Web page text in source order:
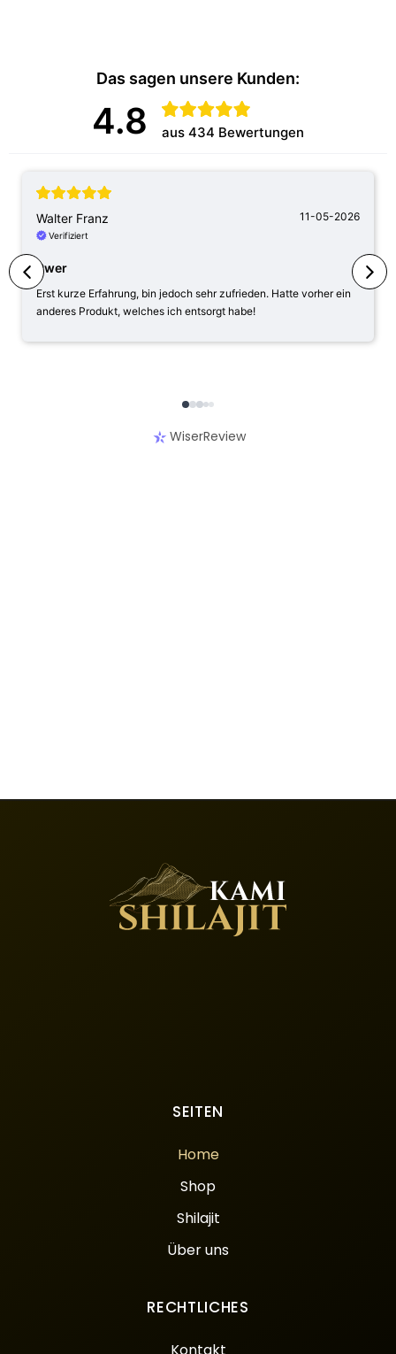
Das sagen unsere Kunden:
4.8 aus 434 Bewertungen
Walter Franz 11-05-2026
Verifiziert
Pwer
Erst kurze Erfahrung, bin jedoch sehr zufrieden. Hatte vorher ein
anderes Produkt, welches ich entsorgt habe!
WiserReview
SEITEN
Home
Shop
Shilajit
Über uns
RECHTLICHES